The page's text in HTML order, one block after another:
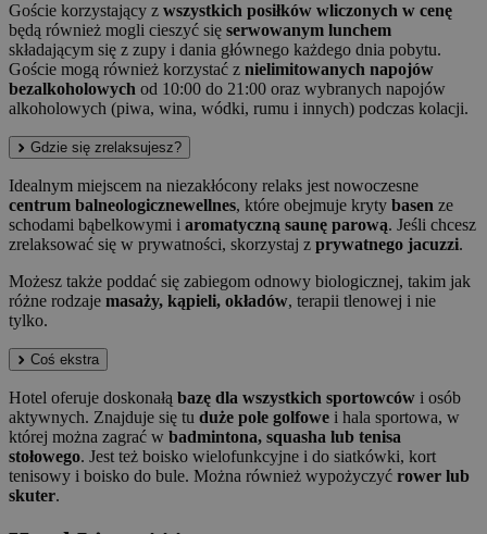
Goście korzystający z wszystkich posiłków wliczonych w cenę
będą również mogli cieszyć się serwowanym lunchem
składającym się z zupy i dania głównego każdego dnia pobytu.
Goście mogą również korzystać z nielimitowanych napojów
bezalkoholowych od 10:00 do 21:00 oraz wybranych napojów
alkoholowych (piwa, wina, wódki, rumu i innych) podczas kolacji.
Gdzie się zrelaksujesz?
Idealnym miejscem na niezakłócony relaks jest nowoczesne
centrum balneologicznewellnes, które obejmuje kryty basen ze
schodami bąbelkowymi i aromatyczną saunę parową. Jeśli chcesz
zrelaksować się w prywatności, skorzystaj z prywatnego jacuzzi.
Możesz także poddać się zabiegom odnowy biologicznej, takim jak
różne rodzaje masaży, kąpieli, okładów, terapii tlenowej i nie
tylko.
Coś ekstra
Hotel oferuje doskonałą bazę dla wszystkich sportowców i osób
aktywnych. Znajduje się tu duże pole golfowe i hala sportowa, w
której można zagrać w badmintona, squasha lub tenisa
stołowego. Jest też boisko wielofunkcyjne i do siatkówki, kort
tenisowy i boisko do bule. Można również wypożyczyć rower lub
skuter.